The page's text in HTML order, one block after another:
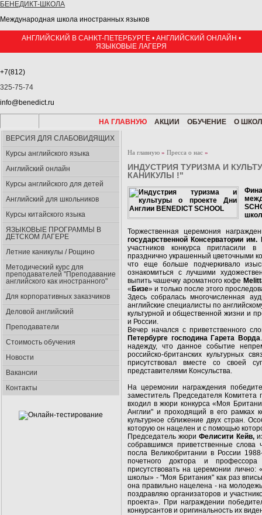
БЕНЕДИКТ-ШКОЛА
Международная школа иностранных языков
АНГЛИЙСКИЙ В САНКТ-ПЕТЕРБУРГЕ • АНГЛИЙСКИЙ ОНЛАЙН •
ЯЗЫКОВЫЕ ЛАГЕРЯ
+7(812)
325-75-74
info@benedict.ru
НА ГЛАВНУЮ АКЦИИ ОБУЧЕНИЕ
О
ВЕРСИЯ ДЛЯ СЛАБОВИДЯЩИХ
Курсы английского языка
Английский онлайн
Курсы английского для детей
Английский для школьников
Курсы китайского языка
ЯЗЫКОВЫЕ ПРОГРАММЫ В
ДЕТСКОМ ЛАГЕРЕ
Летние каникулы / Рощино
Методический курс для
преподавателей "Преподавание
английского как иностранного"
Для корпоративных заказчиков
Деловой английский
Преподаватели
Стоимость обучения
Новости
Вакансии
Контакты
На главную » Пресса о нас »
ИНДУСТРИЯ ТУРИЗМА И
КАНИКУЛЫ !"
Торжественная церемония
государственной Консерватории
участников конкурса пригласили
празднично украшенный цветочными
что еще больше подчеркивало
ознакомиться с лучшими
выпить чашечку ароматного кофе
« Бизе» и только после этого
Здесь собралась многочисленная
английские специалисты по
культурной и общественной жизни и
и России.
Вечер начался с приветственного
Петербурге господина Гарета Ворда
надежду, что данное событие
российско-британских культурных
присутствовал вместе со своей
представителями Консульства.
На церемонии награждения
заместитель Председателя Комитета
входил в жюри конкурса «Моя
Англии" и проходящий в его рамках
культурное сближение двух стран.
которую он нацелен и с помощью
Председатель жюриФелисити Кейв,
собравшимся приветственные
посла Великобритании в России
почетного доктора и профессора
присутствовать на церемонии лично:
школы» - "Моя Британия" как раз
она правильно нацелена - на
поздравляю организаторов и
проекта». При награждении
конкурсантов и оригинальность их